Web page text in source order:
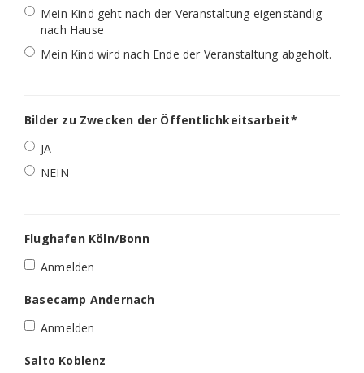
Mein Kind geht nach der Veranstaltung eigenständig
nach Hause
Mein Kind wird nach Ende der Veranstaltung abgeholt.
Bilder zu Zwecken der Öffentlichkeitsarbeit*
JA
NEIN
Flughafen Köln/Bonn
Anmelden
Basecamp Andernach
Anmelden
Salto Koblenz